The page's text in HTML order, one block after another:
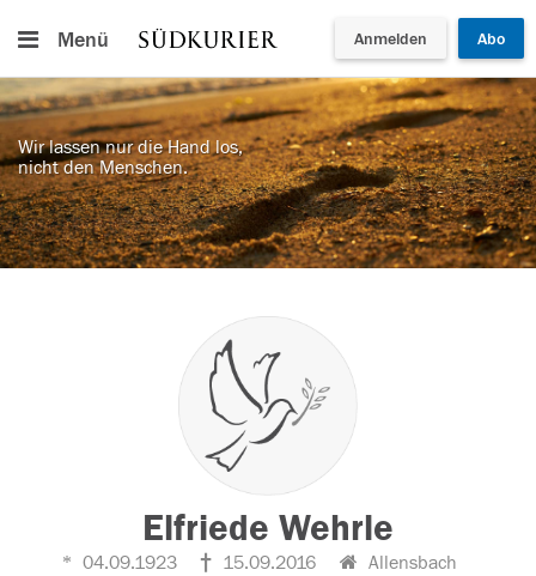
Menü Anmelden Abo
Wir lassen nur die Hand los,
nicht den Menschen.
Elfriede Wehrle
04.09.1923 15.09.2016 Allensbach